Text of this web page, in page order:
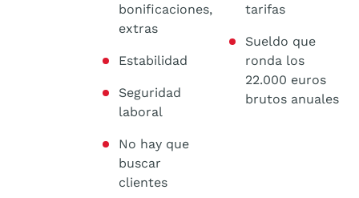
bonificaciones,
extras
Estabilidad
Seguridad
laboral
No hay que
buscar
clientes
tarifas
Sueldo que
ronda los
22.000 euros
brutos anuales